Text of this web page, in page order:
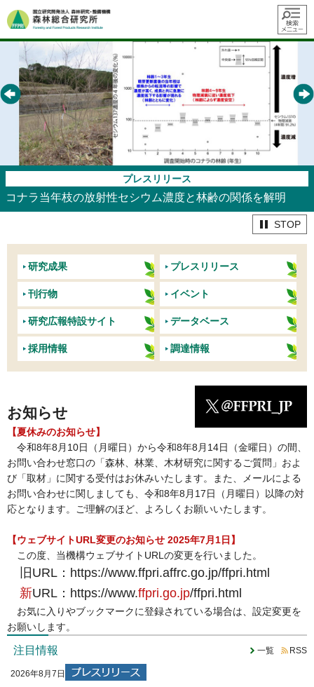
メニュ
ー
プレスリリース
赤トンボを育む森 —アキアカネは中～低標高域の森林を利
用—
プレスリリース
コナラ当年枝の放射性セシウム濃度と林齢の関係を解明
プレスリリース
航空レーザ計測で人工林の混み具合を高精度に評価
プレスリリース
無花粉スギ（MS2タイプ）の候補遺伝子を同定 —花粉を作
らない原因の解明に前進
刊行物
季刊森林総研No.73【特集】樹皮の役割と利用
STOP
研究成果 プレスリリース
刊行物 イベント
研究広報特設サイト データベース
採用情報 調達情報
お知らせ
【夏休みのお知らせ】
令和8年8月10日（月曜日）から令和8年8月14日（金曜日）の間、
お問い合わせ窓口の「森林、林業、木材研究に関するご質問」およ
び「取材」に関する受付はお休みいたします。また、メールによる
お問い合わせに関しましても、令和8年8月17日（月曜日）以降の対
応となります。ご理解のほど、よろしくお願いいたします。
【ウェブサイトURL変更のお知らせ 2025年7月1日】
この度、当機構ウェブサイトURLの変更を行いました。
旧URL：https://www.ffpri.affrc.go.jp/ffpri.html
新URL：https://www.ffpri.go.jp/ffpri.html
お気に入りやブックマークに登録されている場合は、設定変更を
お願いします。
注目情報 一覧 RSS
2026年8月7日